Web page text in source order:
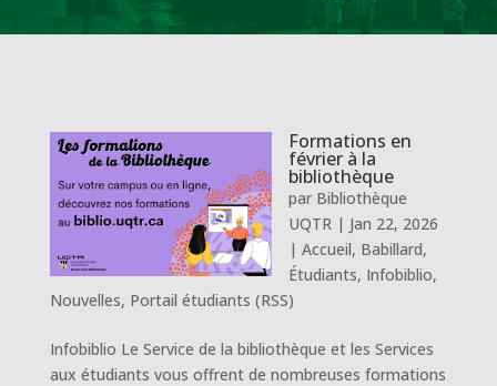
Formations en
février à la
bibliothèque
par Bibliothèque
UQTR| Jan 22, 2026
| Accueil, Babillard,
Étudiants, Infobiblio,
Nouvelles, Portail étudiants (RSS)
Infobiblio Le Service de la bibliothèque et les Services
aux étudiants vous offrent de nombreuses formations